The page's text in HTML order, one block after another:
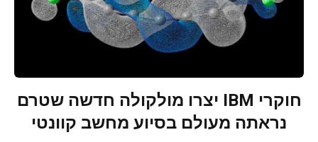
חוקרי IBM יצרו מולקולה חדשה שטרם
נראתה מעולם בסיוע מחשב קוונטי